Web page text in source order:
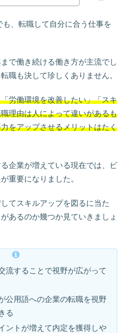
、転職して自分に合う仕事を
で働き続ける働き方が主流でし
職も決して珍しくありません。
労働環境を改善したい」「スキ
理由は人によって違いがあるも
をアップさせるメリットはたく
企業が増えている現在では、ビ
重要になりました。
てスキルアップを図るに当た
あるのか幾つか見ていきましょ
流することで視野が広がって
公用語への企業の転職を視野
る
ントが増えて内定を獲得しや